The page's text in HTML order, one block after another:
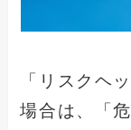
「リスクヘ
場合は、「